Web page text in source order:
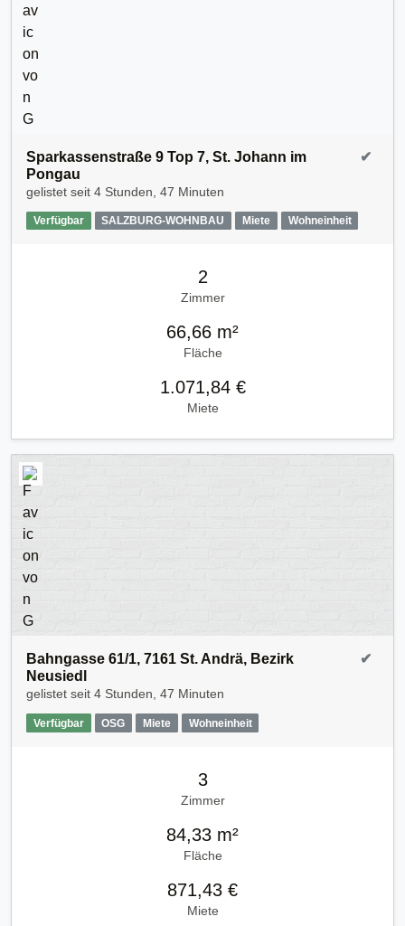
Sparkassenstraße 9 Top 7, St. Johann im
Pongau
gelistet seit 4 Stunden, 47 Minuten
Verfügbar SALZBURG-WOHNBAU Miete Wohneinheit
✔
2
Zimmer
66,66 m²
Fläche
1.071,84 €
Miete
Bahngasse 61/1, 7161 St. Andrä, Bezirk
Neusiedl
gelistet seit 4 Stunden, 47 Minuten
Verfügbar OSG Miete Wohneinheit
✔
3
Zimmer
84,33 m²
Fläche
871,43 €
Miete